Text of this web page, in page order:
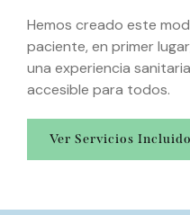
Hemos creado este
paciente, en primer
una experiencia
accesible para todos.
Ver Servicios